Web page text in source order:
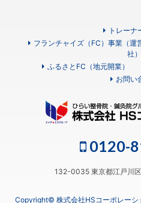
トレーナ
フランチャイズ（FC）事業（運
社）
ふるさとFC（地元開業）
お問い
0120-
132-0035 東京都江戸川
Copyright© 株式会社HSコーポレーシ